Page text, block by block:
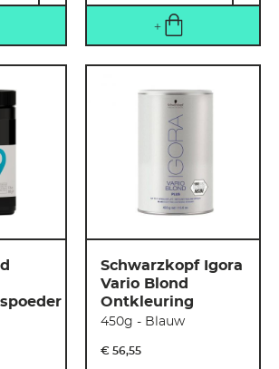
Schwarzkopf Igora
Vario Blond
Ontkleuring
450g - Blauw
€ 56,55